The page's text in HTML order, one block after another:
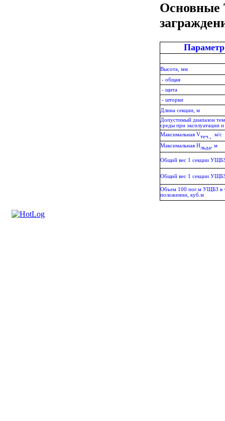
Основные
Параметр
Высота, мм
- общая
- щита
- шторки
Длина секции, м
Допустимый диапазон
среды при эксплуатации
Максимальная Vтеч.,
м/с
Максимальная Нльда , м
Общий вес 1 секции
Общий вес 1 секции
Объем 100 пог.м УЩБЗ в
положении, куб.м